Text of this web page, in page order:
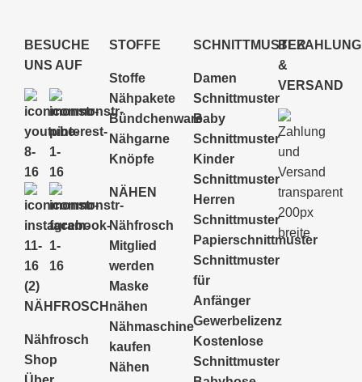
BESUCHE
UNS AUF
NÄHFROSCH
Nähfrosch
Shop
STOFFE
Stoffe
Nähpakete
Bündchenware
Nähgarne
Knöpfe
NÄHEN
Nähfrosch
Mitglied
werden
Maske
nähen
Nähmaschine
kaufen
Nähen
SCHNITTMUSTER
Damen
Schnittmuster
Baby
Schnittmuster
Kinder
Schnittmuster
Herren
Schnittmuster
Papierschnittmuster
Schnittmuster
für
Anfänger
Gewerbelizenz
Kostenlose
Schnittmuster
BEZAHLUNG
&
VERSAND